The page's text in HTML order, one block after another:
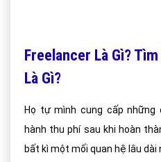
Freelancer Là Gì?
Là Gì?
Họ tự mình cung cấp
hành thu phí sau khi hoàn
bất kì một mối quan hệ lâu dài